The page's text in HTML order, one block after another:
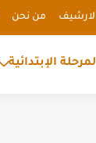
من نحن
الإبتدائية